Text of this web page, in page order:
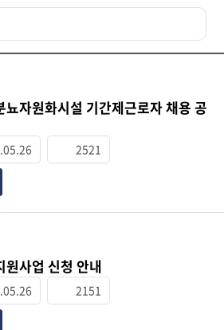
자원화시설 기간제근로자 채용 공
2521
사업 신청 안내
2151